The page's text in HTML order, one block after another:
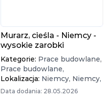
Murarz, cieśla - Niemcy -
wysokie zarobki
Kategorie: Prace budowlane,
Prace budowlane,
Lokalizacja: Niemcy, Niemcy,
Data dodania: 28.05.2026